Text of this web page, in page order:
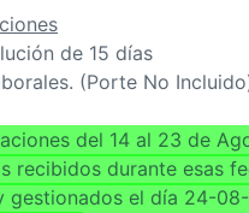
de 15 días
(Porte No
del 14 al 23 de
recibidos durante esas
gestionados el día 24-